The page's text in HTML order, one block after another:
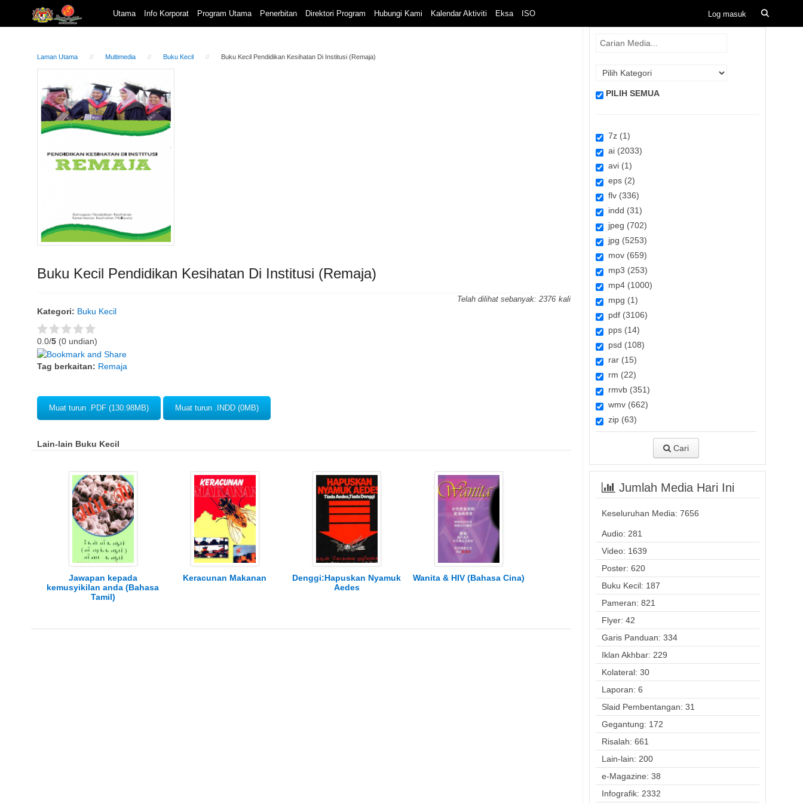
Utama Info Korporat Program Utama Penerbitan Direktori Program Hubungi Kami Kalendar Aktiviti Eksa ISO
Laman Utama Multimedia Buku Kecil Buku Kecil Pendidikan Kesihatan Di Institusi (Remaja)
Buku Kecil Pendidikan Kesihatan Di Institusi (Remaja)
Telah dilihat sebanyak: 2376
Kategori: Buku Kecil
0.0/5 (0 undian)
Tag berkaitan: Remaja
Muat turun .PDF (130.98MB) Muat turun .INDD (0MB)
Lain-lain Buku Kecil
Jawapan kepada
kemusyikilan anda (Bahasa
Tamil)
Keracunan Makanan
Denggi:Hapuskan Nyamuk
Aedes
Wanita & HIV (Bahasa Cina)
PILIH SEMUA
7z (1)
ai (2033)
avi (1)
eps (2)
flv (336)
indd (31)
jpeg (702)
jpg (5253)
mov (659)
mp3 (253)
mp4 (1000)
mpg (1)
pdf (3106)
pps (14)
psd (108)
rar (15)
rm (22)
rmvb (351)
wmv (662)
zip (63)
Cari
Jumlah Media Hari Ini
Keseluruhan Media: 7656
Audio: 281
Video: 1639
Poster: 620
Buku Kecil: 187
Pameran: 821
Flyer: 42
Garis Panduan: 334
Iklan Akhbar: 229
Kolateral: 30
Laporan: 6
Slaid Pembentangan: 31
Gegantung: 172
Risalah: 661
Lain-lain: 200
e-Magazine: 38
Infografik: 2332